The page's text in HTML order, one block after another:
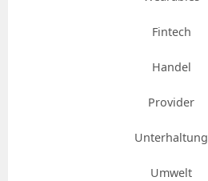
Fintech
Handel
Provider
Unterhaltung
Umwelt